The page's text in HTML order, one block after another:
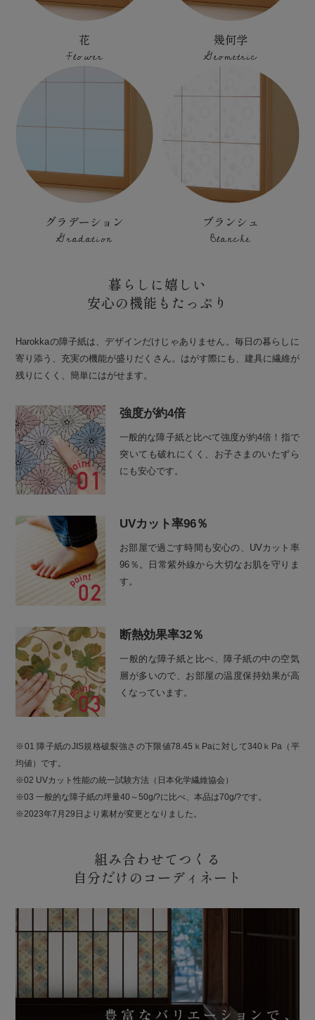
花
Flower
幾何学
Geometric
グラデーション
Gradation
ブランシュ
Blanche
暮らしに嬉しい
安心の機能もたっぷり
Harokkaの障子紙は、デザインだけじゃありません。毎日の暮らしに
寄り添う、充実の機能が盛りだくさん。はがす際にも、建具に繊維が
残りにくく、簡単にはがせます。
強度が約4倍
一般的な障子紙と比べて強度が約4倍！指で
突いても破れにくく、お子さまのいたずら
にも安心です。
UVカット率96％
お部屋で過ごす時間も安心の、UVカット率
96％。日常紫外線から大切なお肌を守りま
す。
断熱効果率32％
一般的な障子紙と比べ、障子紙の中の空気
層が多いので、お部屋の温度保持効果が高
くなっています。
※01 障子紙のJIS規格破裂強さの下限値78.45ｋPaに対して340ｋPa（平
均値）です。
※02 UVカット性能の統一試験方法（日本化学繊維協会）
※03 一般的な障子紙の坪量40～50g/?に比べ、本品は70g/?です。
※2023年7月29日より素材が変更となりました。
組み合わせてつくる
自分だけのコーディネート